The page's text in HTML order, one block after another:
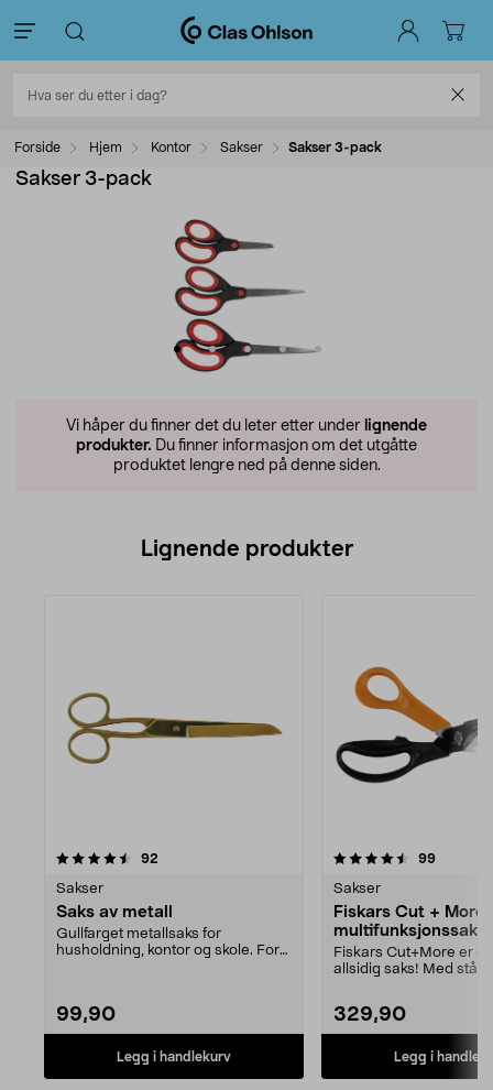
Forside Hjem Kontor Sakser Sakser 3-pack
Sakser 3-pack
Vi håper du finner det du leter etter under lignende
produkter. Du finner informasjon om det utgåtte
produktet lengre ned på denne siden.
Lignende produkter
92
Sakser
Saks av metall
Gullfarget metallsaks for
husholdning, kontor og skole. For
99,90
Legg i handlekurv
4.5av 5 stjerner 99
Sakser
Fiskars Cut + More
multifunksjonssaks
Fiskars Cut+More er
allsidig saks! Med
329,90
Legg i
4.5av 5 stjerner